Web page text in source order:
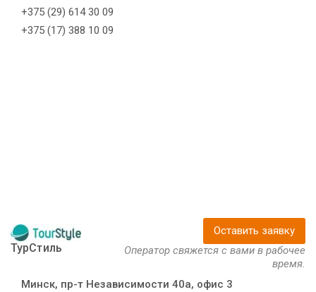
+375 (29) 614 30 09
+375 (17) 388 10 09
ТурСтиль
Оставить заявку
Оператор свяжется с вами в рабочее
время.
Минск, пр-т Независимости 40а, офис 3